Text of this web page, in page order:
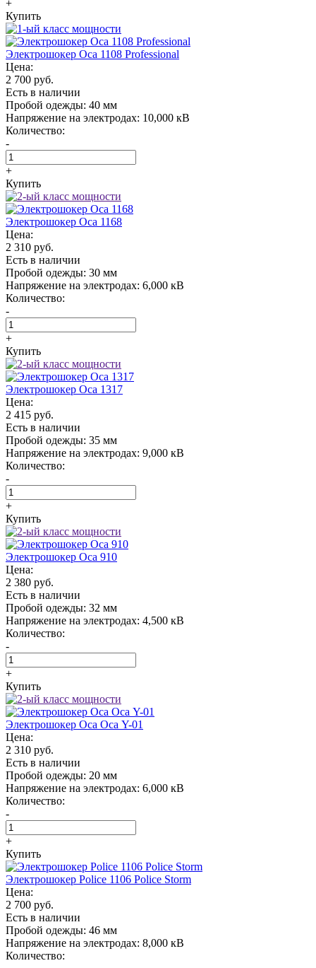
+
Купить
Электрошокер Oса 1108 Professional
Цена:
2 700 руб.
Есть в наличии
Пробой одежды: 40 мм
Напряжение на электродах: 10,000 кВ
Количество:
-
+
Купить
Электрошокер Oса 1168
Цена:
2 310 руб.
Есть в наличии
Пробой одежды: 30 мм
Напряжение на электродах: 6,000 кВ
Количество:
-
+
Купить
Электрошокер Oса 1317
Цена:
2 415 руб.
Есть в наличии
Пробой одежды: 35 мм
Напряжение на электродах: 9,000 кВ
Количество:
-
+
Купить
Электрошокер Oса 910
Цена:
2 380 руб.
Есть в наличии
Пробой одежды: 32 мм
Напряжение на электродах: 4,500 кВ
Количество:
-
+
Купить
Электрошокер Oса Оса Y-01
Цена:
2 310 руб.
Есть в наличии
Пробой одежды: 20 мм
Напряжение на электродах: 6,000 кВ
Количество:
-
+
Купить
Электрошокер Police 1106 Police Storm
Цена:
2 700 руб.
Есть в наличии
Пробой одежды: 46 мм
Напряжение на электродах: 8,000 кВ
Количество: